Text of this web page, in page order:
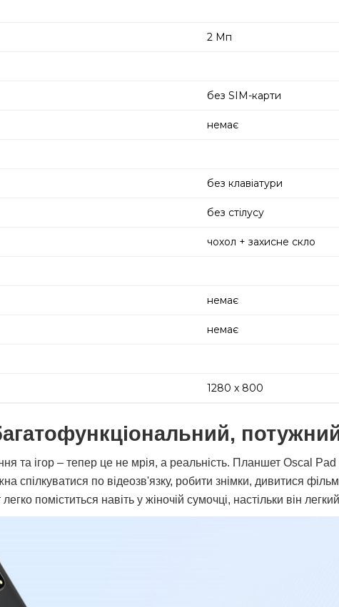
2 Мп
без SIM-карти
немає
без клавіатури
без стілусу
чохол + захисне скло
немає
немає
1280 x 800
та ігор – тепер це не мрія, а реальність. Планшет Oscal
спілкуватися по відеозв'язку, робити знімки, дивитися
поміститься навіть у жіночій сумочці, настільки він